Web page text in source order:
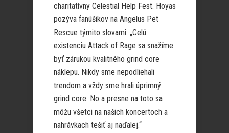
charitatívny Celestial Help Fest. Hoyas
pozýva fanúšikov na Angelus Pet
Rescue týmito slovami: „Celú
existenciu Attack of Rage sa snažíme
byť zárukou kvalitného grind core
náklepu. Nikdy sme nepodliehali
trendom a vždy sme hrali úprimný
grind core. No a presne na toto sa
môžu všetci na našich koncertoch a
nahrávkach tešiť aj naďalej.“